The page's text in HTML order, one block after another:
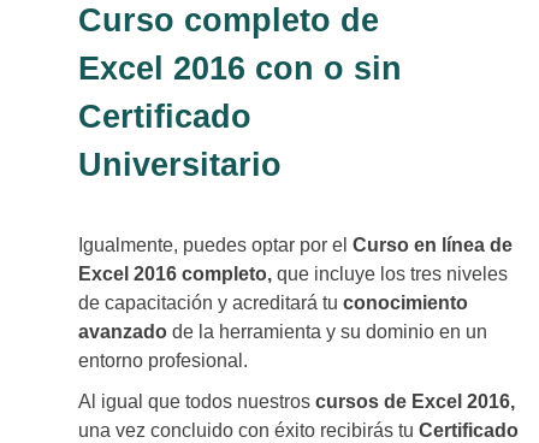
Curso completo de
Excel 2016 con o sin
Certificado
Universitario
Igualmente, puedes optar por el Curso en línea de
Excel 2016 completo, que incluye los tres niveles
de capacitación y acreditará tu conocimiento
avanzado de la herramienta y su dominio en un
entorno profesional.
Al igual que todos nuestros cursos de Excel 2016,
una vez concluido con éxito recibirás tu Certificado